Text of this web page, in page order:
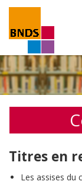
Titres en
Les assises du